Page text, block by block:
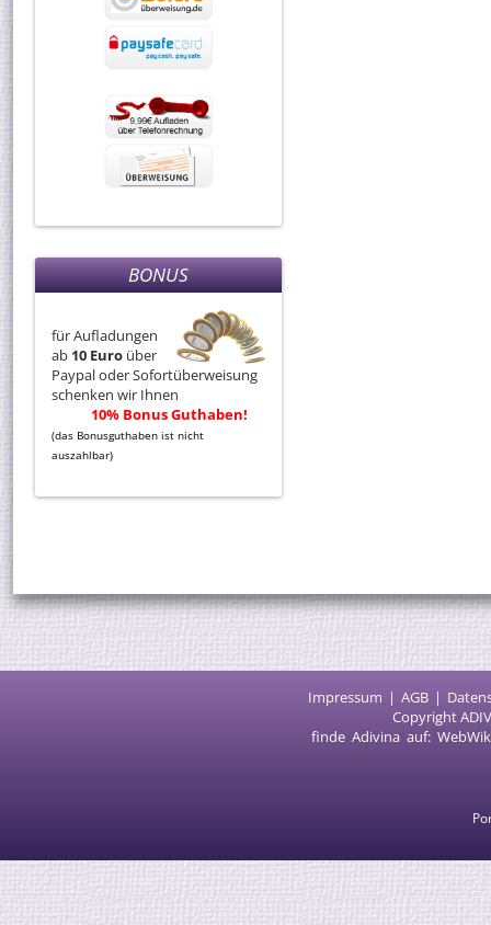
BONUS
für Aufladungen
ab 10 Euro über
Paypal oder Sofortüberweisung
schenken wir Ihnen
10% Bonus Guthaben!
(das Bonusguthaben ist nicht
auszahlbar)
Impressum AGB
Copyright
finde Adivina auf: